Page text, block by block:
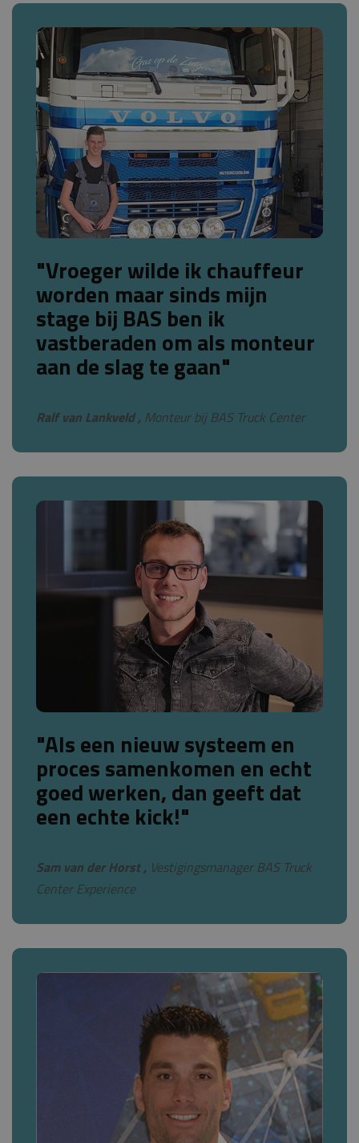
"Vroeger wilde ik chauffeur
worden maar sinds mijn
stage bij BAS ben ik
vastberaden om als monteur
aan de slag te gaan"
Ralf van Lankveld , Monteur bij BAS Truck Center
"Als een nieuw systeem en
proces samenkomen en echt
goed werken, dan geeft dat
een echte kick!"
Sam van der Horst , Vestigingsmanager BAS Truck
Center Experience